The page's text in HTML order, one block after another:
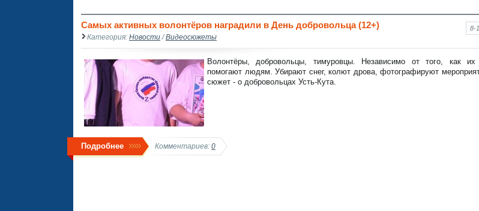
8-
Самых активных волонтёров наградили в День добровольца (12+)
Категория: Новости /Видеосюжеты
Волонтёры, добровольцы, тимуровцы. Независимо от того, как
помогают людям. Убирают снег, колют дрова, фотографируют
сюжет - о добровольцах Усть-Кута.
Подробнее Комментариев: 0